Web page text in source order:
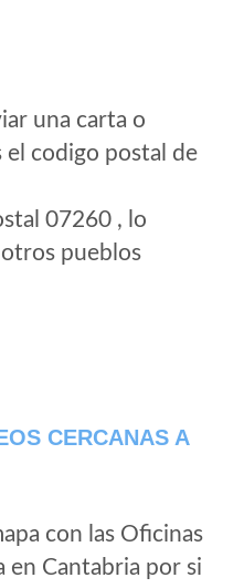
una carta o
el codigo postal de
07260 , lo
pueblos
CERCANAS A
con las Oficinas
en Cantabria por si